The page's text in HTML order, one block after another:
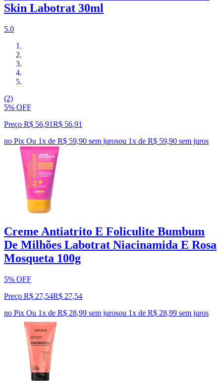
Skin Labotrat 30ml
5.0
(2)
5% OFF
Preço R$ 56,91R$ 56,91
no Pix Ou 1x de R$ 59,90 sem jurosou 1x de R$ 59,90 sem juros
Creme Antiatrito E Foliculite Bumbum
De Milhões Labotrat Niacinamida E Rosa
Mosqueta 100g
5% OFF
Preço R$ 27,54R$ 27,54
no Pix Ou 1x de R$ 28,99 sem jurosou 1x de R$ 28,99 sem juros